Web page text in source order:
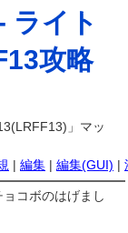
ライト
攻略
」マッ
| 編集 | 編集(GUI) |
ョコボのはげまし